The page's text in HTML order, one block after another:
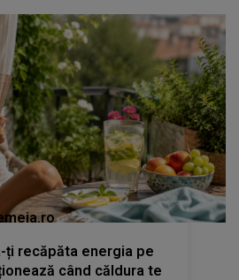
ți recăpăta energia pe
când căldura te